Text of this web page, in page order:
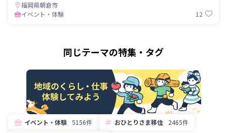
福岡県朝倉市
イベント・体験
12
同じテーマの特集・タグ
イベント・体験 5156件 おひとりさま移住
2465件